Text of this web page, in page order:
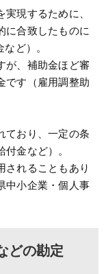
実現するために、
に合致したものに
ど）。
が、補助金ほど審
です（雇用調整助
ており、一定の条
金など）。
されることもあり
中小企業・個人事
どの勘定